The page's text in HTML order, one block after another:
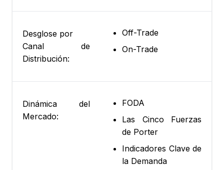
Desglose por
Canal de
Distribución:
Off-Trade
On-Trade
Dinámica del
Mercado:
FODA
Las Cinco Fuerzas
de Porter
Indicadores Clave de
la Demanda